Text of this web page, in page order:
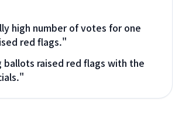
high number of votes for one
red flags."
ballots raised red flags with the
"